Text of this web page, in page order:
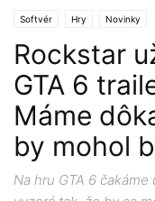
Softvér Hry Novinky
Rockstar
GTA 6
Máme
by mohol
Na hru GTA 6